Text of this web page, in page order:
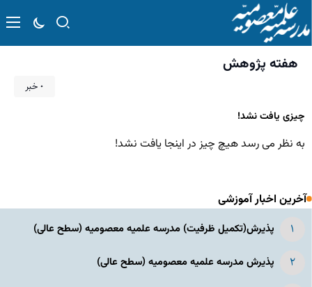
هفته پژوهش
۰ خبر
چیزی یافت نشد!
به نظر می رسد هیچ چیز در اینجا یافت نشد!
آخرین اخبار آموزشی
پذیرش(تکمیل ظرفیت) مدرسه علمیه معصومیه‌ (سطح عالی)
پذیرش مدرسه علمیه معصومیه‌ (سطح عالی)